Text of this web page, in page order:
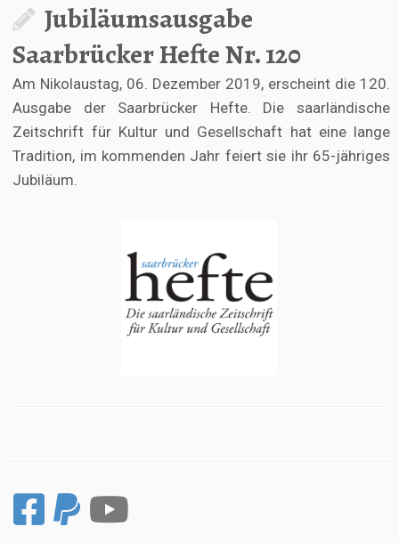
Jubiläumsausgabe
Saarbrücker Hefte Nr. 120
Am Nikolaustag, 06. Dezember 2019, erscheint die 120.
Ausgabe der Saarbrücker Hefte. Die saarländische
Zeitschrift für Kultur und Gesellschaft hat eine lange
Tradition, im kommenden Jahr feiert sie ihr 65-jähriges
Jubiläum.